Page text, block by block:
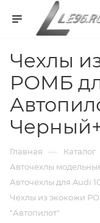
Чехлы
РОМБ
Главная — Каталог
Авточехлы
Авточехлы для Audi
Чехлы из экокожи
"Автопилот"